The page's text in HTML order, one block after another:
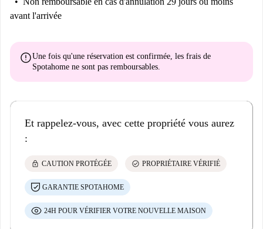
avant l'arrivée
errorUne fois qu'une réservation est confirmée, les frais de
Spotahome ne sont pas remboursables.
Et rappelez-vous, avec cette propriété vous aurez
:
lock CAUTION PROTÉGÉE check_circle PROPRIÉTAIRE VÉRIFIÉ
GARANTIE SPOTAHOME
24H POUR VÉRIFIER VOTRE NOUVELLE MAISON